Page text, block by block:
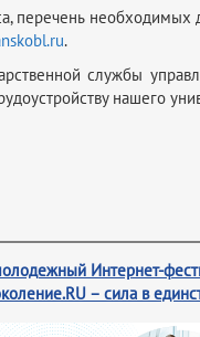
перечень
.
службы
нашего
Интернет-
– сила в